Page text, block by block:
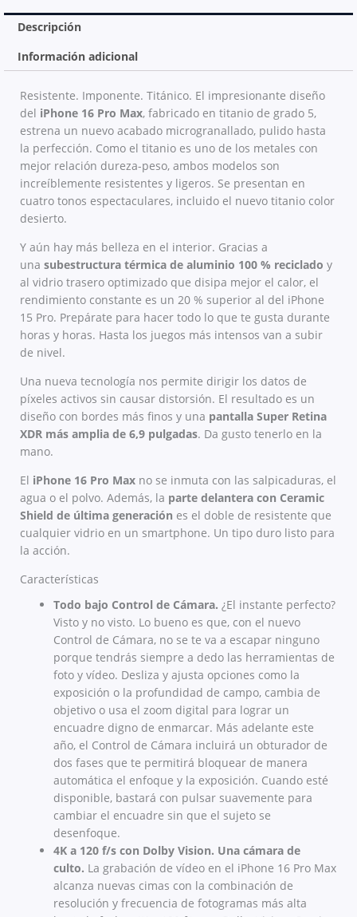
Descripción
Información adicional
Resistente. Imponente. Titánico. El impresio­nante diseño
del iPhone 16 Pro Max, fabricado en titanio de grado 5,
estrena un nuevo acabado microgranallado, pulido hasta
la perfección. Como el titanio es uno de los metales con
mejor relación dureza-peso, ambos modelos son
increíblemente resistentes y ligeros. Se presentan en
cuatro tonos espectaculares, incluido el nuevo titanio color
desierto.
Y aún hay más belleza en el interior. Gracias a
una subestructura térmica de aluminio 100 % reciclado y
al vidrio trasero optimizado que disipa mejor el calor, el
rendimiento constante es un 20 % superior al del iPhone
15 Pro. Prepárate para hacer todo lo que te gusta durante
horas y horas. Hasta los juegos más intensos van a subir
de nivel.
Una nueva tecnología nos permite dirigir los datos de
píxeles activos sin causar distorsión. El resultado es un
diseño con bordes más finos y una pantalla Super Retina
XDR más amplia de 6,9 pulgadas. Da gusto tenerlo en la
mano.
El iPhone 16 Pro Max no se inmuta con las salpicaduras, el
agua o el polvo. Además, la parte delantera con Ceramic
Shield de última generación es el doble de resistente que
cualquier vidrio en un smartphone. Un tipo duro listo para
la acción.
Características
Todo bajo Control de Cámara. ¿El instante perfecto?
Visto y no visto. Lo bueno es que, con el nuevo
Control de Cámara, no se te va a escapar ninguno
porque tendrás siempre a dedo las herramientas de
foto y vídeo. Desliza y ajusta opciones como la
exposición o la profundidad de campo, cambia de
objetivo o usa el zoom digital para lograr un
encuadre digno de enmarcar. Más adelante este
año, el Control de Cámara incluirá un obturador de
dos fases que te permitirá bloquear de manera
automática el enfoque y la exposición. Cuando esté
disponible, bastará con pulsar suavemente para
cambiar el encuadre sin que el sujeto se
desenfoque.
4K a 120 f/s con Dolby Vision. Una cámara de
culto. La grabación de vídeo en el iPhone 16 Pro Max
alcanza nuevas cimas con la combinación de
resolución y frecuencia de fotogramas más alta